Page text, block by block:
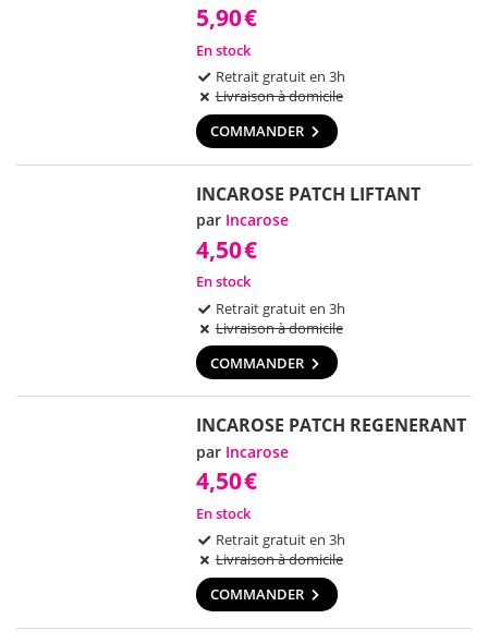
5,90€
En stock
Retrait gratuit en 3h
Livraison à domicile
COMMANDER
INCAROSE PATCH LIFTANT
par Incarose
4,50€
En stock
Retrait gratuit en 3h
Livraison à domicile
COMMANDER
INCAROSE PATCH REGENERANT
par Incarose
4,50€
En stock
Retrait gratuit en 3h
Livraison à domicile
COMMANDER